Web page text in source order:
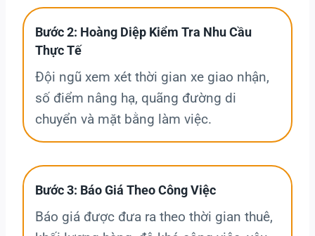
Bước 2: Hoàng Diệp Kiểm Tra Nhu Cầu
Thực Tế
Đội ngũ xem xét thời gian xe giao nhận,
số điểm nâng hạ, quãng đường di
chuyển và mặt bằng làm việc.
Bước 3: Báo Giá Theo Công Việc
Báo giá được đưa ra theo thời gian thuê,